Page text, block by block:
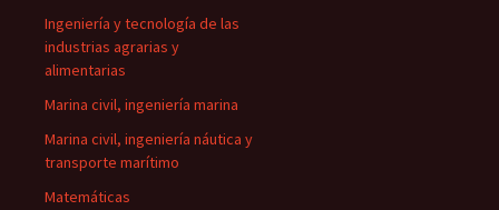
Ingeniería y tecnología de las
industrias agrarias y
alimentarias
Marina civil, ingeniería marina
Marina civil, ingeniería náutica y
transporte marítimo
Matemáticas